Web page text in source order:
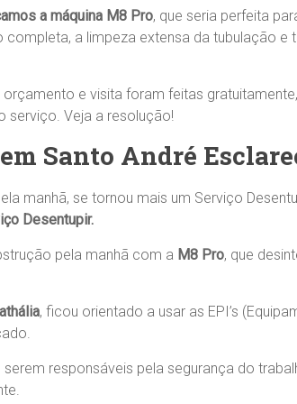
a máquina M8 Pro, que seria perfeita
a limpeza extensa da tubulação e
e visita foram feitas
serviço. Veja a resolução!
Santo André
manhã, se tornou mais um Serviço
Desentupir.
pela manhã com a M8 Pro, que
, ficou orientado a usar as EPI’s
responsáveis pela segurança do